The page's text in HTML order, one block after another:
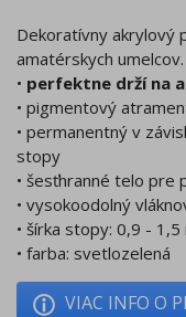
Dekoratívny akrylový
amatérskych umelcov.
• perfektne drží na
• pigmentový
• permanentný v
stopy
• šesťhranné telo pre
• vysokoodolný
• šírka stopy: 0,9 - 1,5
• farba: svetlozelená
VIAC INFO O